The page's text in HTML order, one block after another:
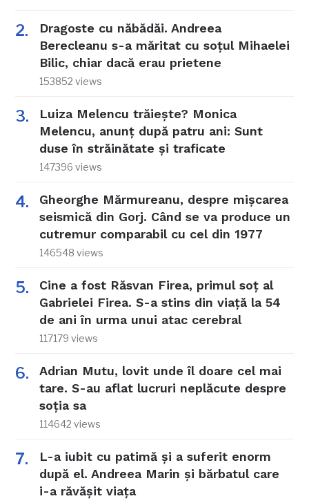
Dragoste cu năbădăi. Andreea
Berecleanu s-a măritat cu soțul Mihaelei
Bilic, chiar dacă erau prietene
153852 views
Luiza Melencu trăiește? Monica
Melencu, anunț după patru ani: Sunt
duse în străinătate și traficate
147396 views
Gheorghe Mărmureanu, despre mișcarea
seismică din Gorj. Când se va produce un
cutremur comparabil cu cel din 1977
146548 views
Cine a fost Răsvan Firea, primul soț al
Gabrielei Firea. S-a stins din viață la 54
de ani în urma unui atac cerebral
117179 views
Adrian Mutu, lovit unde îl doare cel mai
tare. S-au aflat lucruri neplăcute despre
soția sa
114642 views
L-a iubit cu patimă și a suferit enorm
după el. Andreea Marin și bărbatul care
i-a răvășit viața